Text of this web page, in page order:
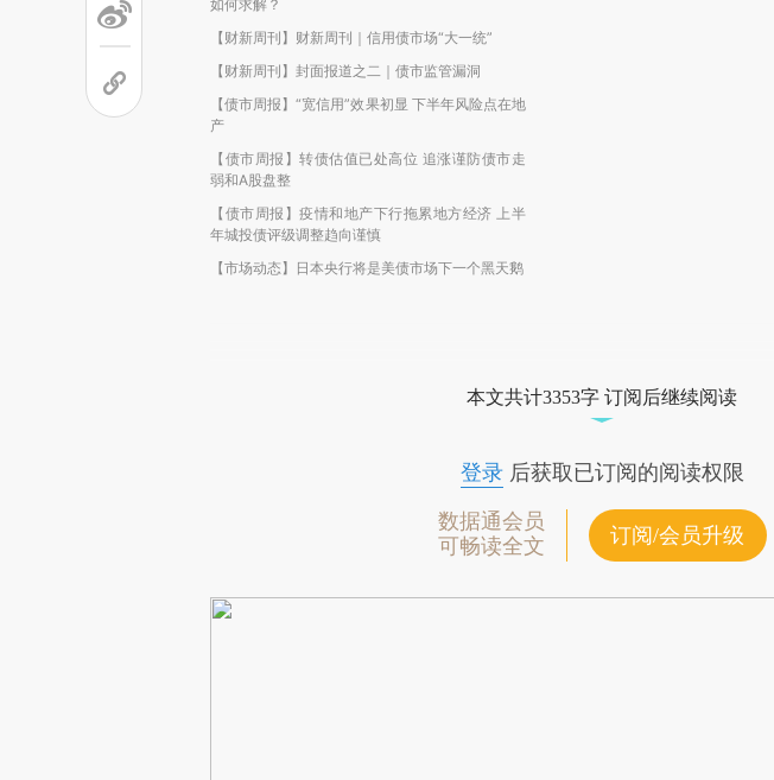
如何求解？
【财新周刊】财新周刊｜信用债市场“大一统”
【财新周刊】封面报道之二｜债市监管漏洞
【债市周报】“宽信用”效果初显 下半年风险点在地
产
【债市周报】转债估值已处高位 追涨谨防债市走
弱和A股盘整
【债市周报】疫情和地产下行拖累地方经济 上半
年城投债评级调整趋向谨慎
【市场动态】日本央行将是美债市场下一个黑天鹅
本文共计3353字 订阅后继续阅读
登录后获取已订阅的阅读权限
数据通会员
可畅读全文
订阅/会员升级